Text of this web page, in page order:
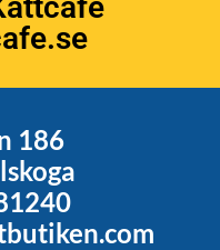
186